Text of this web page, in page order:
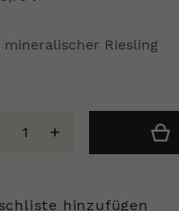
mineralischer Riesling
hinzufügen